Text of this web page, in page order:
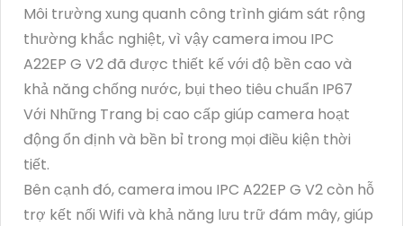
Môi trường xung quanh công trình giám sát rộng
thường khắc nghiệt, vì vậy camera imou IPC
A22EP G V2 đã được thiết kế với độ bền cao và
khả năng chống nước, bụi theo tiêu chuẩn IP67
Với Những Trang bị cao cấp giúp camera hoạt
động ổn định và bền bỉ trong mọi điều kiện thời
tiết.
Bên cạnh đó, camera imou IPC A22EP G V2 còn hỗ
trợ kết nối Wifi và khả năng lưu trữ đám mây, giúp